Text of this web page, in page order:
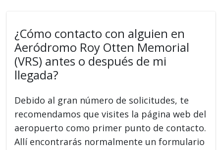
¿Cómo contacto con alguien en
Aeródromo Roy Otten Memorial
(VRS) antes o después de mi
llegada?
Debido al gran número de solicitudes, te
recomendamos que visites la página web del
aeropuerto como primer punto de contacto.
Allí encontrarás normalmente un formulario